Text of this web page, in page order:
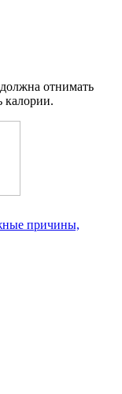
отнимать
калории.
причины,